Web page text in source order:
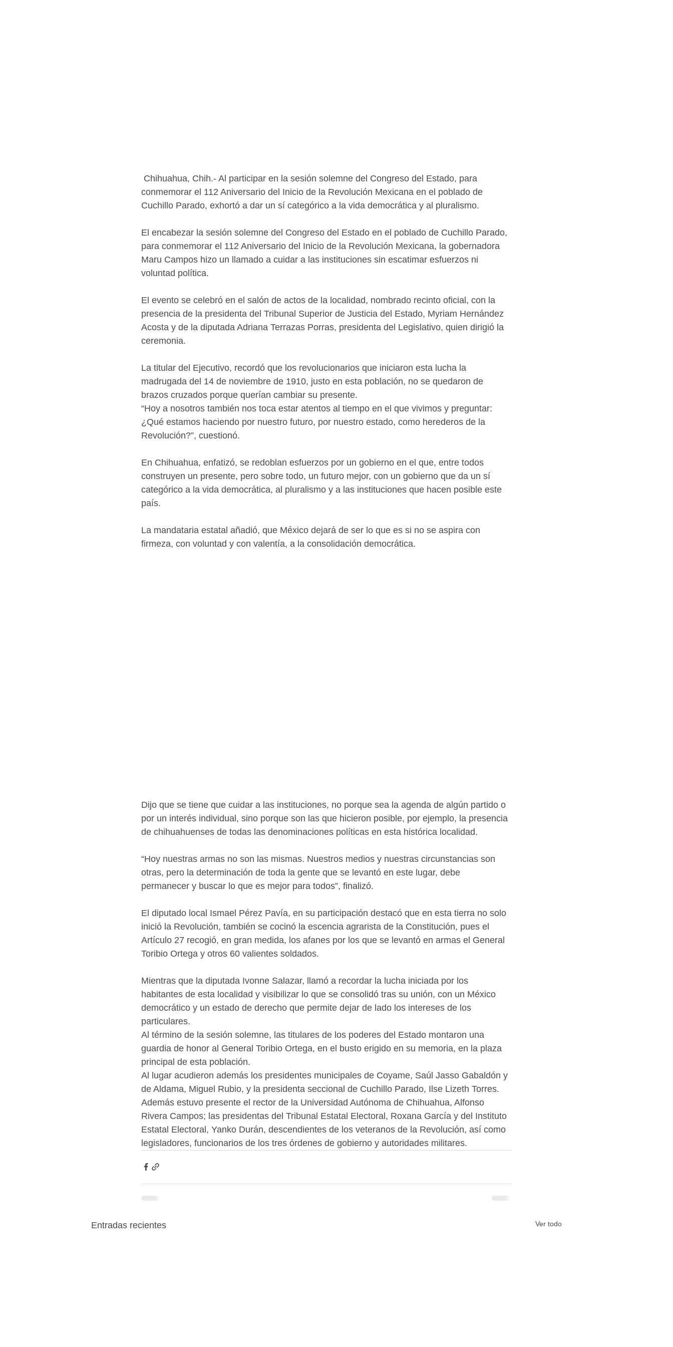
conmemorar el 112 Aniversario del Inicio de la Revolución Mexicana en el poblado de
Cuchillo Parado, exhortó a dar un sí categórico a la vida democrática y al pluralismo.
El encabezar la sesión solemne del Congreso del Estado en el poblado de Cuchillo Parado,
para conmemorar el 112 Aniversario del Inicio de la Revolución Mexicana, la gobernadora
Maru Campos hizo un llamado a cuidar a las instituciones sin escatimar esfuerzos ni
voluntad política.
El evento se celebró en el salón de actos de la localidad, nombrado recinto oficial, con la
presencia de la presidenta del Tribunal Superior de Justicia del Estado, Myriam Hernández
Acosta y de la diputada Adriana Terrazas Porras, presidenta del Legislativo, quien dirigió la
ceremonia.
La titular del Ejecutivo, recordó que los revolucionarios que iniciaron esta lucha la
madrugada del 14 de noviembre de 1910, justo en esta población, no se quedaron de
brazos cruzados porque querían cambiar su presente.
“Hoy a nosotros también nos toca estar atentos al tiempo en el que vivimos y preguntar:
¿Qué estamos haciendo por nuestro futuro, por nuestro estado, como herederos de la
Revolución?”, cuestionó.
En Chihuahua, enfatizó, se redoblan esfuerzos por un gobierno en el que, entre todos
construyen un presente, pero sobre todo, un futuro mejor, con un gobierno que da un sí
categórico a la vida democrática, al pluralismo y a las instituciones que hacen posible este
país.
La mandataria estatal añadió, que México dejará de ser lo que es si no se aspira con
firmeza, con voluntad y con valentía, a la consolidación democrática.
Dijo que se tiene que cuidar a las instituciones, no porque sea la agenda de algún partido o
por un interés individual, sino porque son las que hicieron posible, por ejemplo, la presencia
de chihuahuenses de todas las denominaciones políticas en esta histórica localidad.
“Hoy nuestras armas no son las mismas. Nuestros medios y nuestras circunstancias son
otras, pero la determinación de toda la gente que se levantó en este lugar, debe
permanecer y buscar lo que es mejor para todos”, finalizó.
El diputado local Ismael Pérez Pavía, en su participación destacó que en esta tierra no solo
inició la Revolución, también se cocinó la escencia agrarista de la Constitución, pues el
Artículo 27 recogió, en gran medida, los afanes por los que se levantó en armas el General
Toribio Ortega y otros 60 valientes soldados.
Mientras que la diputada Ivonne Salazar, llamó a recordar la lucha iniciada por los
habitantes de esta localidad y visibilizar lo que se consolidó tras su unión, con un México
democrático y un estado de derecho que permite dejar de lado los intereses de los
particulares.
Al término de la sesión solemne, las titulares de los poderes del Estado montaron una
guardia de honor al General Toribio Ortega, en el busto erigido en su memoria, en la plaza
principal de esta población.
Al lugar acudieron además los presidentes municipales de Coyame, Saúl Jasso Gabaldón y
de Aldama, Miguel Rubio, y la presidenta seccional de Cuchillo Parado, Ilse Lizeth Torres.
Además estuvo presente el rector de la Universidad Autónoma de Chihuahua, Alfonso
Rivera Campos; las presidentas del Tribunal Estatal Electoral, Roxana García y del Instituto
Estatal Electoral, Yanko Durán, descendientes de los veteranos de la Revolución, así como
legisladores, funcionarios de los tres órdenes de gobierno y autoridades militares.
Entradas recientes Ver todo